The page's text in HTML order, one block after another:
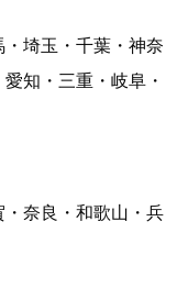
埼玉・千葉・神奈
知・三重・岐阜・
奈良・和歌山・兵